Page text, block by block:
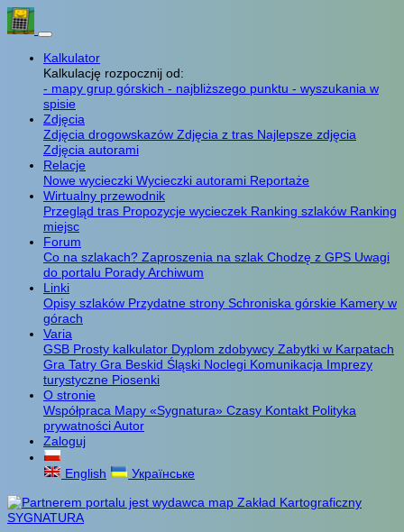
Kalkulator
Kalkulację rozpocznij od:
- mapy grup górskich - najbliższego punktu - wyszukania w
spisie
Zdjęcia
Zdjęcia drogowskazów Zdjęcia z tras Najlepsze zdjęcia
Zdjęcia autorami
Relacje
Nowe wycieczki Wycieczki autorami Reportaże
Wirtualny przewodnik
Przegląd tras Propozycje wycieczek Ranking szlaków Ranking
miejsc
Forum
Co na szlakach? Zaproszenia na szlak Chodzę z GPS Uwagi
do portalu PoradyArchiwum
Linki
Opisy szlaków Przydatne strony Schroniska górskie Kamery w
górach
Varia
GSB Prosty kalkulator Dyplom zdobywcy Zabytki w Karpatach
Gra Tatry Gra Beskid Śląski Noclegi Komunikacja Imprezy
turystyczne Piosenki
O stronie
Współpraca Mapy «Sygnatura» Czasy Kontakt Polityka
prywatnościAutor
Zaloguj
English Українське